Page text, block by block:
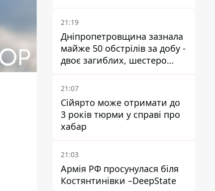
21:19
Дніпропетровщина зазнала
майже 50 обстрілів за добу -
двоє загиблих, шестеро
постраждалих
21:07
Сійярто може отримати до
3 років тюрми у справі про
хабар
21:03
Армія РФ просунулася біля
Костянтинівки –DeepState